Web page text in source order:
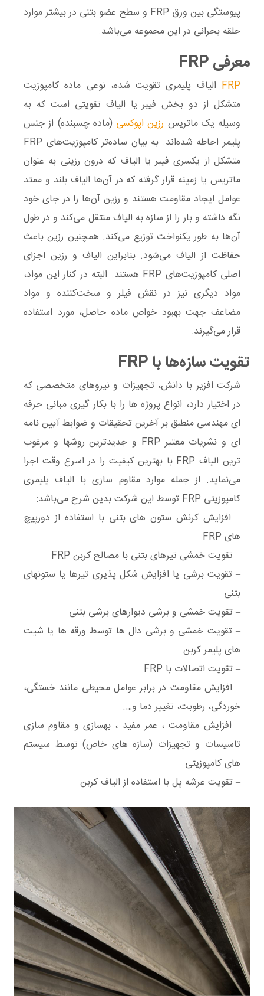
پیوستگی بین ورق FRP و سطح عضو بتنی در بیشتر موارد
حلقه بحرانی در این مجموعه می‌باشد.
معرفی FRP
FRP الیاف پلیمری تقویت شده، نوعی ماده کامپوزیت
متشکل از دو بخش فیبر یا الیاف تقویتی است که به
وسیله یک ماتریس رزین اپوکسی (ماده چسبنده) از جنس
پلیمر احاطه شده‌اند. به بیان ساده‌تر کامپوزیت‌های FRP
متشکل از یکسری فیبر یا الیاف که درون رزینی به عنوان
ماتریس یا زمینه قرار گرفته که در آن‌ها الیاف بلند و ممتد
عوامل ایجاد مقاومت هستند و رزین آن‌ها را در جای خود
نگه داشته و بار را از سازه به الیاف منتقل می‌کند و در طول
آن‌ها به طور یکنواخت توزیع می‌کند. همچنین رزین باعث
حفاظت از الیاف می‌شود. بنابراین الیاف و رزین اجزای
اصلی کامپوزیت‌های FRP هستند. البته در کنار این مواد،
مواد دیگری نیز در نقش فیلر و سخت‌کننده و مواد
مضاعف جهت بهبود خواص ماده حاصل، مورد استفاده
قرار می‌گیرند.
تقویت سازه‌ها با FRP
شرکت افزیر با دانش، تجهیزات و نیروهای متخصصی که
در اختیار دارد، انواع پروژه ها را با بکار گیری مبانی حرفه
ای مهندسی منطبق بر آخرین تحقیقات و ضوابط آیین نامه
ای و نشریات معتبر FRP و جدیدترین روشها و مرغوب
ترین الیاف FRP با بهترین کیفیت را در اسرع وقت اجرا
می‌نماید. از جمله مواردمقاوم سازی با الیاف پلیمری
کامپوزیتی FRP
توسط این شرکت بدین شرح می‌باشد:
– افزایش کرنش ستون های بتنی با استفاده از دورپیچ
های FRP
– تقویت خمشی تیرهای بتنی با مصالح کربن FRP
– تقویت برشی یا افزایش شکل پذیری تیرها یا ستونهای
بتنی
– تقویت خمشی و برشی دیوارهای برشی بتنی
– تقویت خمشی و برشی دال ها توسط ورقه ها یا شیت
های پلیمر کربن
– تقویت اتصالات با FRP
– افزایش مقاومت در برابر عوامل محیطی مانند خستگی،
خوردگی، رطوبت، تغییر دما و….
– افزایش مقاومت ، عمر مفید ، بهسازی و مقاوم سازی
تاسیسات و تجهیزات (سازه های خاص) توسط سیستم
های کامپوزیتی
– تقویت عرشه پل با استفاده از الیاف کربن